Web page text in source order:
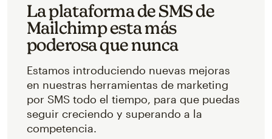
La plataforma de SMS de
Mailchimp esta más
poderosa que nunca
Estamos introduciendo nuevas mejoras
en nuestras herramientas de marketing
por SMS todo el tiempo, para que puedas
seguir creciendo y superando a la
competencia.